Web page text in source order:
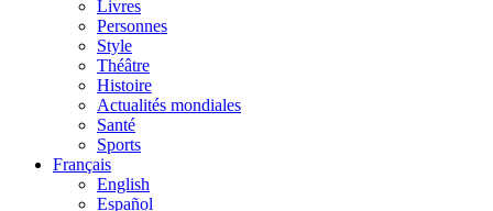
Livres
Personnes
Style
Théâtre
Histoire
Actualités mondiales
Santé
Sports
Français
English
Español